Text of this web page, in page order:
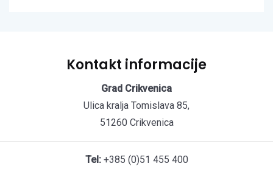
Kontakt informacije
Grad Crikvenica
Ulica kralja Tomislava 85,
51260 Crikvenica
Tel:+385 (0)51 455 400